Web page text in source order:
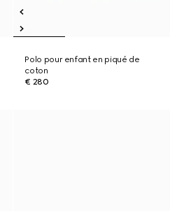
Polo pour enfant en piqué de
coton
€ 280